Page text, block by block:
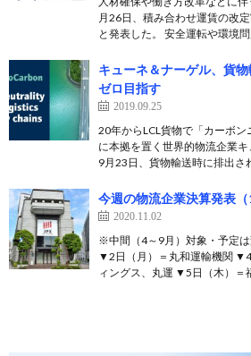
月26日、積み合わせ運賃の改
と発表した。 安全運転や環境
キューネ＆ナーゲル、貨
ゼロ目指す
2019.09.25
20年からLCL貨物で「カーボン
に本拠を置く世界的物流企業
9月23日、貨物輸送時に排出さ
今週の物流企業決算発表（
2020.11.02
※中間（4～9月）対象・予定
▼2日（月）＝丸和運輸機関
ィングス、丸運 ▼5日（木）＝